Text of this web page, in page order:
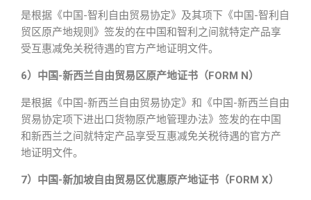
是根据《中国-智利自由贸易协定》及其项下《中国-智利自
贸区原产地规则》签发的在中国和智利之间就特定产品享
受互惠减免关税待遇的官方产地证明文件。
6）中国-新西兰自由贸易区原产地证书（FORM N）
是根据《中国-新西兰自由贸易协定》和《中国-新西兰自由
贸易协定项下进出口货物原产地管理办法》签发的在中国
和新西兰之间就特定产品享受互惠减免关税待遇的官方产
地证明文件。
7）中国-新加坡自由贸易区优惠原产地证书（FORM X）